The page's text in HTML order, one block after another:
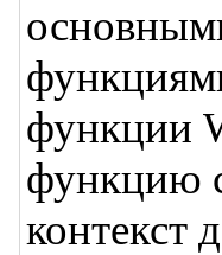
функции
функцию
контекст